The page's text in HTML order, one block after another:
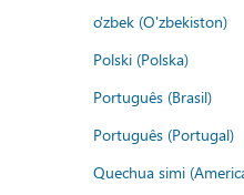
o'zbek (O'zbekiston)
Polski (Polska)
Português (Brasil)
Português (Portugal)
Quechua simi